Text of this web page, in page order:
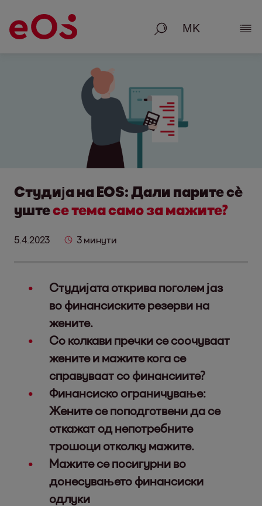
Пребарување
Студија на EOS: Дали парите сè
уштесе тема само за мажите?
5.4.2023 3 минути
Студијата открива поголем јаз
во финансиските резерви на
жените.
Со колкави пречки се соочуваат
жените и мажите кога се
справуваат со финансиите?
Финансиско ограничување:
Жените се поподготвени да се
откажат од непотребните
трошоци отколку мажите.
Мажите се посигурни во
донесувањето финансиски
одлуки